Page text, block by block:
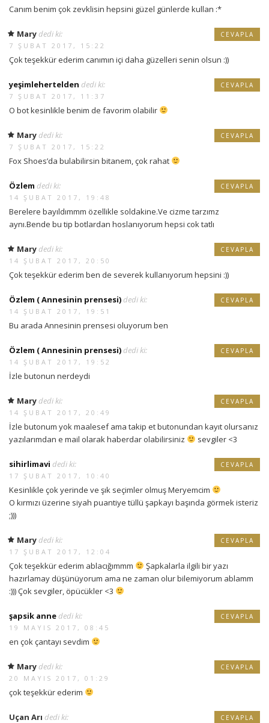
Canım benim çok zevklisin hepsini güzel günlerde kullan :*
Mary dedi ki:
7 ŞUBAT 2017, 15:22
Çok teşekkür ederim canımın içi daha güzelleri senin olsun :))
CEVAPLA
yeşimlehertelden dedi ki:
7 ŞUBAT 2017, 11:37
O bot kesinlikle benim de favorim olabilir
CEVAPLA
Mary dedi ki:
7 ŞUBAT 2017, 15:22
Fox Shoes’da bulabilirsin bitanem, çok rahat
CEVAPLA
Özlem dedi ki:
14 ŞUBAT 2017, 19:48
Berelere bayıldımmm özellikle soldakine.Ve cizme tarzımz
aynı.Bende bu tip botlardan hoslanıyorum hepsi cok tatlı
CEVAPLA
Mary dedi ki:
14 ŞUBAT 2017, 20:50
Çok teşekkür ederim ben de severek kullanıyorum hepsini :))
CEVAPLA
Özlem ( Annesinin prensesi) dedi ki:
14 ŞUBAT 2017, 19:51
Bu arada Annesinin prensesi oluyorum ben
CEVAPLA
Özlem ( Annesinin prensesi) dedi ki:
14 ŞUBAT 2017, 19:52
İzle butonun nerdeydi
CEVAPLA
Mary dedi ki:
14 ŞUBAT 2017, 20:49
İzle butonum yok maalesef ama takip et butonundan kayıt olursanız
yazılarımdan e mail olarak haberdar olabilirsiniz
sevgiler <3
CEVAPLA
sihirlimavi dedi ki:
17 ŞUBAT 2017, 10:40
Kesinlikle çok yerinde ve şık seçimler olmuş Meryemcim
O kırmızı üzerine siyah puantiye tüllü şapkayı başında görmek isteriz
;)))
CEVAPLA
Mary dedi ki:
17 ŞUBAT 2017, 12:04
Çok teşekkür ederim ablacığımmm
Şapkalarla ilgili bir yazı
hazırlamay düşünüyorum ama ne zaman olur bilemiyorum ablamm
:))) Çok sevgiler, öpücükler <3
CEVAPLA
şapsik anne dedi ki:
19 MAYIS 2017, 08:45
en çok çantayı sevdim
CEVAPLA
Mary dedi ki:
20 MAYIS 2017, 01:29
çok teşekkür ederim
CEVAPLA
Uçan Arı dedi ki: CEVAPLA